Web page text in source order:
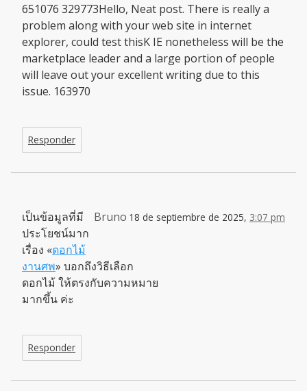
651076 329773Hello, Neat post. There is really a
problem along with your web site in internet
explorer, could test thisK IE nonetheless will be the
marketplace leader and a large portion of people
will leave out your excellent writing due to this
issue. 163970
Responder
Bruno 18 de septiembre de 2025, 3:07 pm
เป็นข้อมูลที่มี
ประโยชน์มาก
เรื่อง «ดอกไม้
งานศพ» บอกถึงวิธีเลือก
ดอกไม้ ให้ตรงกับความหมาย
มากขึ้น ค่ะ
Responder